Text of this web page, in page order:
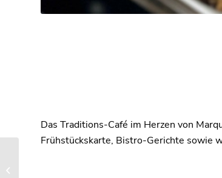
Das Traditions-Café im Herzen von
Frühstückskarte, Bistro-Gerichte sowie